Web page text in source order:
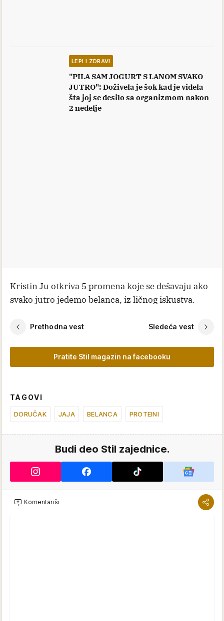
LEPI I ZDRAVI
"PILA SAM JOGURT S LANOM SVAKO
JUTRO": Doživela je šok kad je videla
šta joj se desilo sa organizmom nakon
2 nedelje
Kristin Ju otkriva 5 promena koje se dešavaju ako
svako jutro jedemo belanca, iz ličnog iskustva.
Prethodna vest Sledeća vest
Pratite Stil magazin na facebooku
TAGOVI
DORUČAK JAJA BELANCA PROTEINI
Budi deo Stil zajednice.
Komentariši